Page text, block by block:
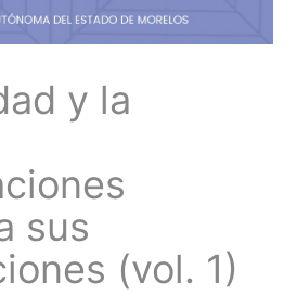
y la
sus
(vol. 1)